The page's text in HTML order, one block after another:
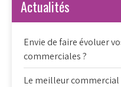
Actualités
Envie de faire évoluer
commerciales ?
Le meilleur commercial